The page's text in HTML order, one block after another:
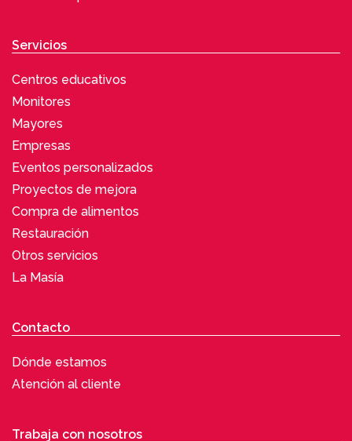
Servicios
Centros educativos
Monitores
Mayores
Empresas
Eventos personalizados
Proyectos de mejora
Compra de alimentos
Restauración
Otros servicios
La Masía
Contacto
Dónde estamos
Atención al cliente
Trabaja con nosotros